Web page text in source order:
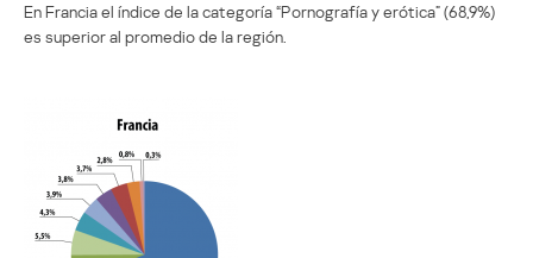
En Francia el índice de la categoría “Pornografía y erótica” (68,9%)
es superior al promedio de la región.